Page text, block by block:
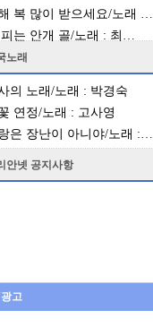
복 많이 받으세요/노래 …
는 안개 골/노래 : 최…
노래
의 노래/노래 : 박경숙
연정/노래 : 고사영
은 장난이 아니야/노래 :…
안넷 공지사항
고